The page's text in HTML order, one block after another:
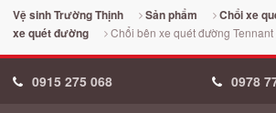
Vệ sinh Trường Thịnh Sản phẩm Chổi xe
xe quét đường
Chổi bên xe quét đường
0915 275 068 0978